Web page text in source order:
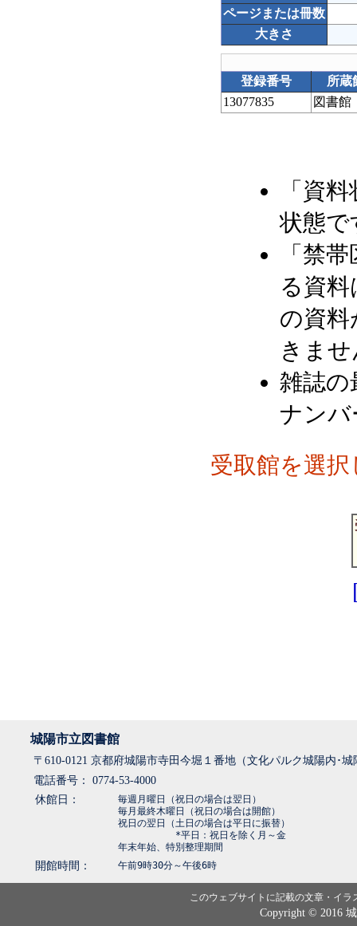
ページまたは冊数
大きさ
登録番号
所蔵
13077835
図書館
「資
状態で
「禁
る資
の資料
きま
雑誌の
ナン
受取館を選
城陽市立図書館
〒610-0121 京都府城陽市寺田今堀１番地（文化パルク城陽内･
電話番号： 0774-53-4000
休館日：
毎週月曜日（祝日の場合は翌日）
毎月最終木曜日（祝日の場合は開館）
祝日の翌日（土日の場合は平日に振替）
*平日：祝日を除く月～金
年末年始、特別整理期間
開館時間： 午前9時30分～午後6時
このウェブサイトに記載の文章・イ
Copyright © 2016